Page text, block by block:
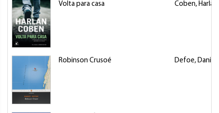
Volta para casa Coben, Harlan
Robinson Crusoé Defoe, Daniel